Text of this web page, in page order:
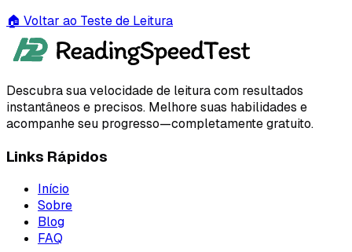
🏠 Voltar ao Teste de Leitura
Descubra sua velocidade de leitura com resultados
instantâneos e precisos. Melhore suas habilidades e
acompanhe seu progresso—completamente gratuito.
Links Rápidos
Início
Sobre
Blog
FAQ